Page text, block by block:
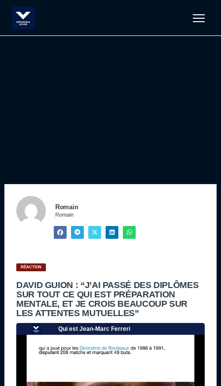
Romain
Romain
RÉACTION
DAVID GUION : “J’AI PASSÉ DES DIPLÔMES
SUR TOUT CE QUI EST PRÉPARATION
MENTALE, ET JE CROIS BEAUCOUP SUR
LES ATTENTES MUTUELLES”